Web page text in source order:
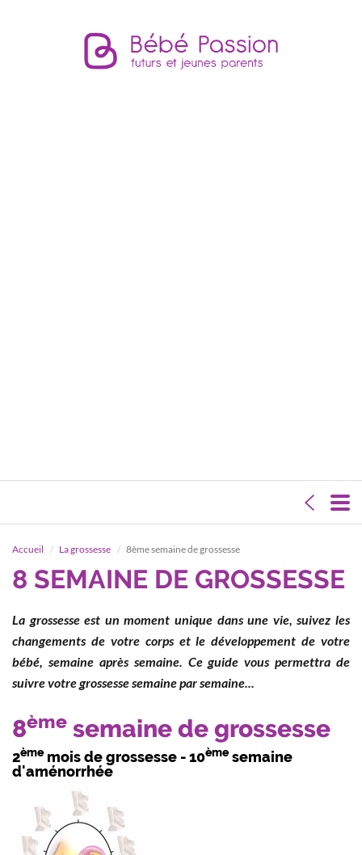
Accueil La grossesse 8ème semaine de grossesse
8 SEMAINE DE GROSSESSE
La grossesse est un moment unique dans une vie, suivez les
changements de votre corps et le développement de votre
bébé, semaine après semaine. Ce guide vous permettra de
suivre votre grossesse semaine par semaine...
8ème semaine de grossesse
2èmemois de grossesse - 10èmesemaine
d'aménorrhée